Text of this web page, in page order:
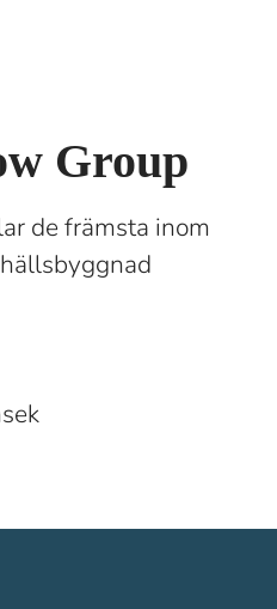
Group
de främsta inom